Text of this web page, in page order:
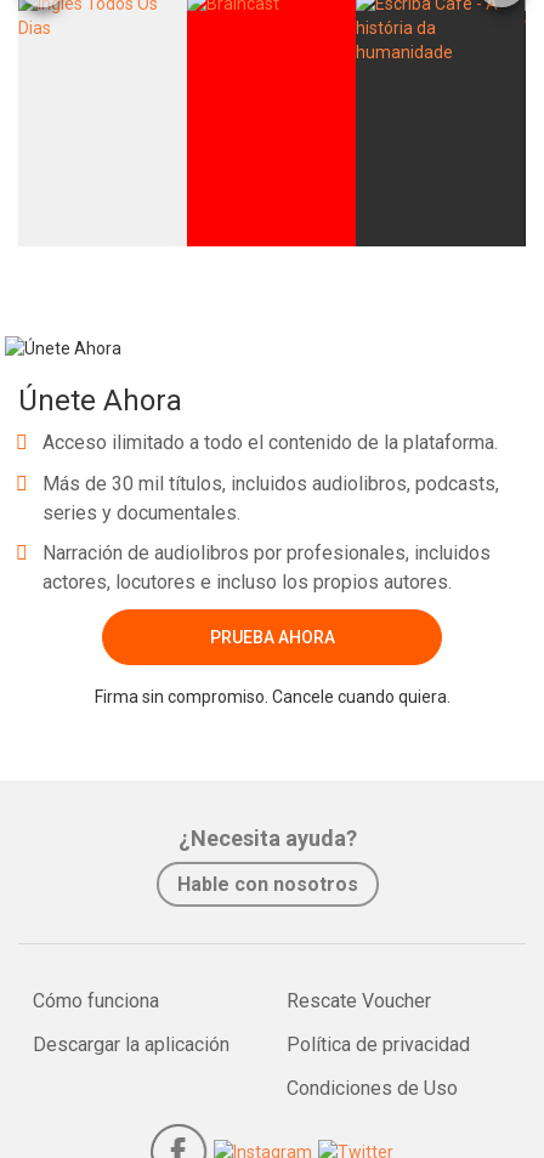
Únete Ahora
Acceso ilimitado a todo el contenido de la plataforma.
Más de 30 mil títulos, incluidos audiolibros, podcasts,
series y documentales.
Narración de audiolibros por profesionales, incluidos
actores, locutores e incluso los propios autores.
PRUEBA AHORA
Firma sin compromiso. Cancele cuando quiera.
¿Necesita ayuda?
Hable con nosotros
Cómo funciona
Descargar la aplicación
Rescate Voucher
Política de privacidad
Condiciones de Uso